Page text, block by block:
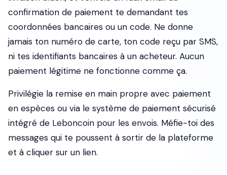
confirmation de paiement te demandant tes
coordonnées bancaires ou un code. Ne donne
jamais ton numéro de carte, ton code reçu par SMS,
ni tes identifiants bancaires à un acheteur. Aucun
paiement légitime ne fonctionne comme ça.
Privilégie la remise en main propre avec paiement
en espèces ou via le système de paiement sécurisé
intégré de Leboncoin pour les envois. Méfie-toi des
messages qui te poussent à sortir de la plateforme
et à cliquer sur un lien.